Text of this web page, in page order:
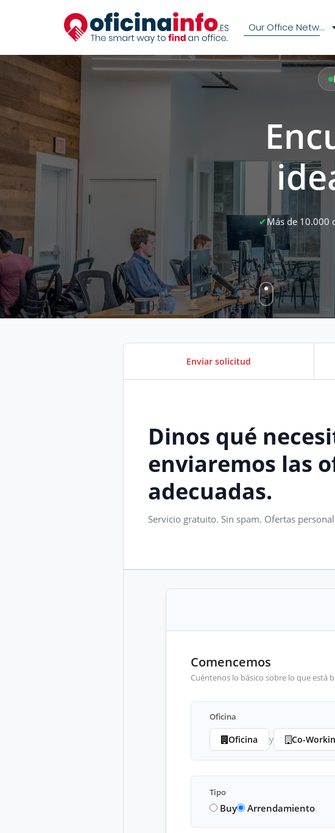
Our Office Network
✔Más de 10.000
Enviar solicitud
Dinos qué
enviaremos las
adecuadas.
Servicio gratuito. Sin spam. Ofertas
Comencemos
Cuéntenos lo básico sobre lo que está
Oficina
Oficina y Co-
Tipo
Buy Arrendamiento